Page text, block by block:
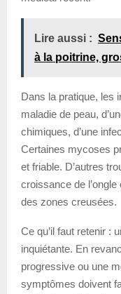
Lire aussi :
à la poitrine,
Dans la pratique, les
maladie de peau,
chimiques, d’une
Certaines mycoses
et friable. D’autres
croissance de
des zones creusées.
Ce qu’il faut retenir :
inquiétante. En
progressive ou une
symptômes doivent